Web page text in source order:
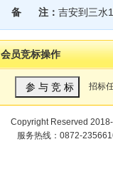
备 注： 吉安到三水
会员竞标操作
招标
Copyright Reserved
服务热线：0872-